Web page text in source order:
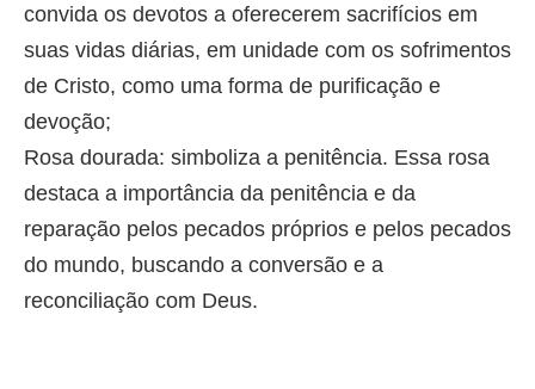
convida os devotos a oferecerem sacrifícios em
suas vidas diárias, em unidade com os sofrimentos
de Cristo, como uma forma de purificação e
devoção;
Rosa dourada: simboliza a penitência. Essa rosa
destaca a importância da penitência e da
reparação pelos pecados próprios e pelos pecados
do mundo, buscando a conversão e a
reconciliação com Deus.